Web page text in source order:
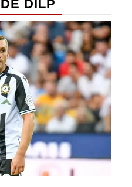
DILP